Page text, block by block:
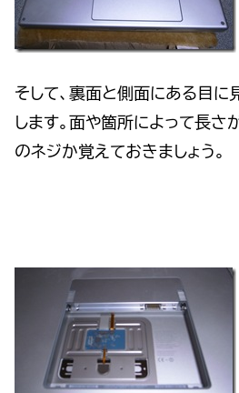
そして、裏面と側面にある目に
します。面や箇所によって長さ
のネジか覚えておきましょう。